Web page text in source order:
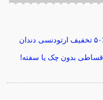
۵۰٪ تخفیف ارتودنسی دندان
اقساطی بدون چک یا سفته!